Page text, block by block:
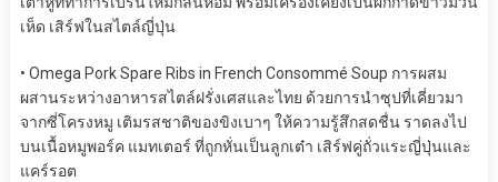
เห็ด เสิร์ฟในสไตล์ญี่ปุ่น
• Omega Pork Spare Ribs in French Consommé Soup การผสม
ผสานระหว่างอาหารสไตล์ฝรั่งเศสและไทย ด้วยการนำซุปที่เคี่ยวมา
จากซี่โครงหมู เติมรสชาตของขิงเบาๆ ให้ความรู้สึกสดชื่น ราดลงไป
บนเนื้อหมูพอร์ค แมทเตอร์ ที่ถูกหั่นเป็นลูกเต๋า เสิร์ฟคู่ถั่วแระญี่ปุ่นและ
แคร์รอต